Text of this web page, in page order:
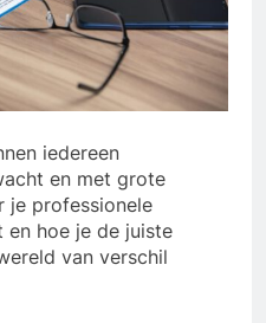
iedereen
en met grote
je professionele
hoe je de juiste
van verschil